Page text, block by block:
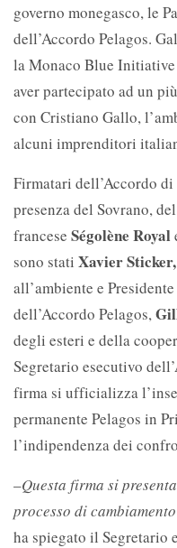
governo monegasco, le
dell’Accordo Pelagos.
la Monaco Blue
aver partecipato ad un
con Cristiano Gallo,
alcuni imprenditori
Firmatari dell’Accordo
presenza del Sovrano,
francese Ségolène Royal
sono stati Xavier Sticker,
all’ambiente e
dell’Accordo Pelagos,
degli esteri e della
Segretario esecutivo
firma si ufficializza
permanente Pelagos in
l’indipendenza dei
–Questa firma si
processo di
ha spiegato il Segretario